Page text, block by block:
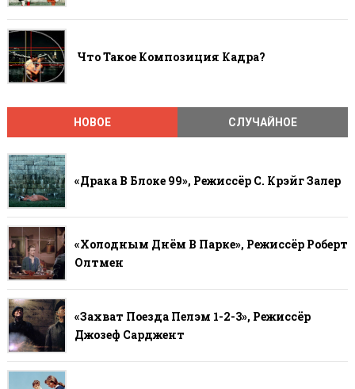
Что Такое Композиция Кадра?
НОВОЕ СЛУЧАЙНОЕ
«Драка В Блоке 99», Режиссёр С. Крэйг Залер
«Холодным Днём В Парке», Режиссёр Роберт
Олтмен
«Захват Поезда Пелэм 1-2-3», Режиссёр
Джозеф Сарджент